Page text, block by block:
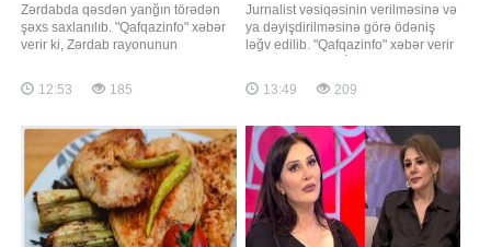
Zərdabda qəsdən yanğın törədən
şəxs saxlanılıb. "Qafqazinfo" xəbər
verir ki, Zərdab rayonunun
qəsdən yanğın hadisəsi törədən
şəxs polis əməkdaşları tərəfindən
yanğının kənd sakini Ə.Quliyev
tərəfindən törədildiyi məlum olub.
Hadis
12:53 185
Jurnalist vəsiqəsinin verilməsinə və
ya dəyişdirilməsinə görə ödəniş
ləğv edilib. "Qafqazinfo" xəbər verir
tətbiqi barədə Fərman imzaladığı
"Media haqqında" qanuna
edək ki, jurnalist vəsiqəsinin
verilməsinə və dəyişdirilməsin
13:49 209